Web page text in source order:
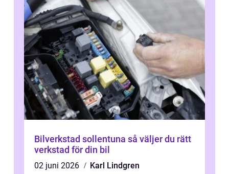
Bilverkstad sollentuna så väljer du rätt
verkstad för din bil
02 juni 2026
Karl Lindgren